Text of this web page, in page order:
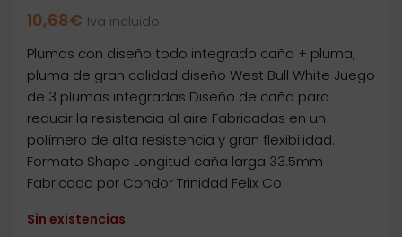
10,68€ Iva incluido
Plumas con diseño todo integrado caña + pluma,
pluma de gran calidad diseño West Bull White Juego
de 3 plumas integradas Diseño de caña para
reducir la resistencia al aire Fabricadas en un
polímero de alta resistencia y gran flexibilidad.
Formato Shape Longitud caña larga 33.5mm
Fabricado por Condor Trinidad Felix Co
Sin existencias